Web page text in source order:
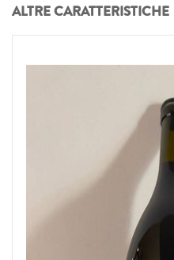
ALTRE CARATTERISTICHE